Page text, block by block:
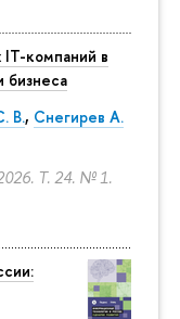
компаний в
бизнеса
В., Снегирев А.
Т. 24. № 1.